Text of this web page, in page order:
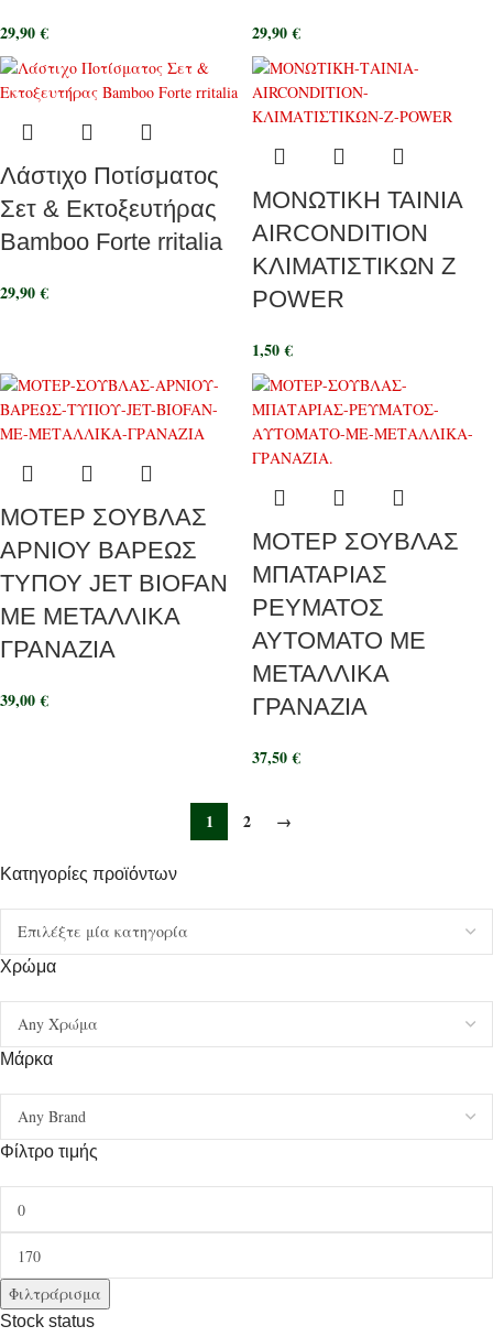
Κατηγορίες προϊόντων
Χρώμα
Μάρκα
Φίλτρο τιμής
Φιλτράρισμα
Stock status
29,90€ 29,90€
Λάστιχο Ποτίσματος
Σετ & Εκτοξευτήρας
Bamboo Forte rritalia
29,90€
ΜΟΝΩΤΙΚΗ ΤΑΙΝΙΑ
AIRCONDITION
ΚΛΙΜΑΤΙΣΤΙΚΩΝ Z
POWER
1,50€
ΜΟΤΕΡ ΣΟΥΒΛΑΣ
ΑΡΝΙΟΥ ΒΑΡΕΩΣ
ΤΥΠΟΥ JET BIOFAN
ΜΕ ΜΕΤΑΛΛΙΚΑ
ΓΡΑΝΑΖΙΑ
39,00€
ΜΟΤΕΡ ΣΟΥΒΛΑΣ
ΜΠΑΤΑΡΙΑΣ
ΡΕΥΜΑΤΟΣ
ΑΥΤΟΜΑΤΟ ΜΕ
ΜΕΤΑΛΛΙΚΑ
ΓΡΑΝΑΖΙΑ
37,50€
1 2 →